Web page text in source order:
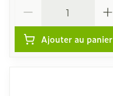
Ajouter au panier